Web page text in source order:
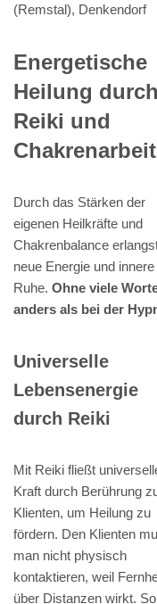
(Remstal), Denkendorf
Energetische
Heilung durch
Reiki und
Chakrenarbeit
Durch das Stärken der
eigenen Heilkräfte und
Chakrenbalance
neue Energie und innere
Ruhe. Ohne viele
anders als bei der
Universelle
Lebensenergie
durch Reiki
Mit Reiki fließt
Kraft durch Berührung
Klienten, um Heilung zu
fördern. Den Klienten
man nicht physisch
kontaktieren, weil
über Distanzen wirkt.